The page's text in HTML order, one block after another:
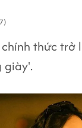
thức trở
giày'.